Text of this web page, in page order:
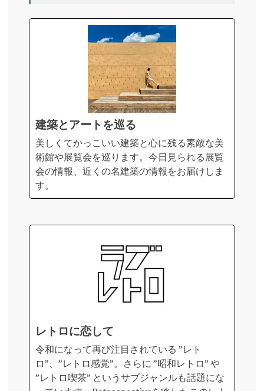
建築とアートを巡る
美しくてかっこいい建築と心に残る素敵な美
術館や展覧会を巡ります。今日見られる展覧
会の情報、近くの名建築の情報をお届けしま
す。
レトロに恋して
令和になって再び注目されている ”レト
ロ”、”レトロ感覚”。さらに ”昭和レトロ” や
”レトロ喫茶” というサブジャンルも話題にな